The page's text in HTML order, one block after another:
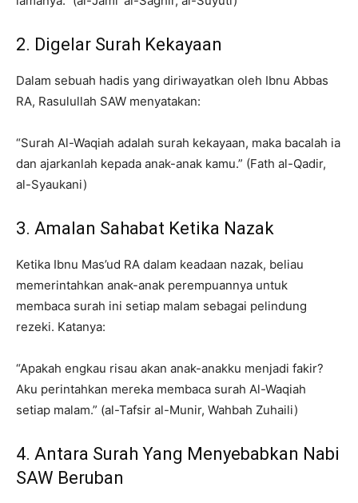
2. Digelar Surah Kekayaan
Dalam sebuah hadis yang diriwayatkan oleh Ibnu Abbas
RA, Rasulullah SAW menyatakan:
“Surah Al-Waqiah adalah surah kekayaan, maka bacalah ia
dan ajarkanlah kepada anak-anak kamu.” (Fath al-Qadir,
al-Syaukani)
3. Amalan Sahabat Ketika Nazak
Ketika Ibnu Mas’ud RA dalam keadaan nazak, beliau
memerintahkan anak-anak perempuannya untuk
membaca surah ini setiap malam sebagai pelindung
rezeki. Katanya:
“Apakah engkau risau akan anak-anakku menjadi fakir?
Aku perintahkan mereka membaca surah Al-Waqiah
setiap malam.” (al-Tafsir al-Munir, Wahbah Zuhaili)
4. Antara Surah Yang Menyebabkan Nabi
SAW Beruban